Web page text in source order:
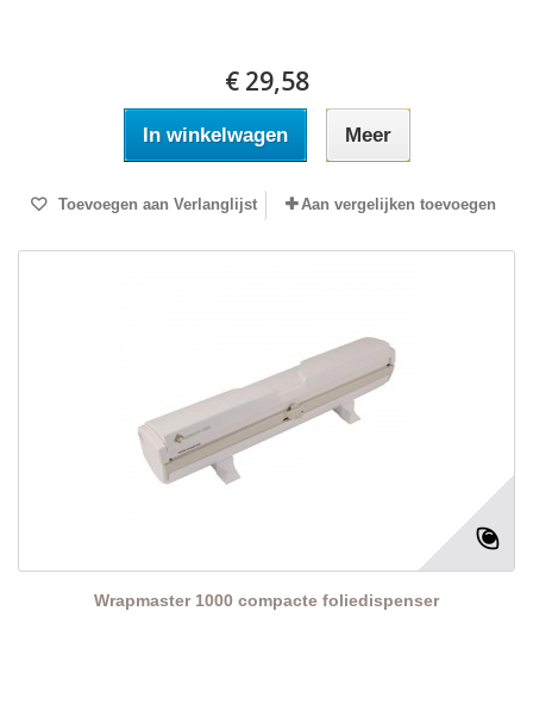
€ 29,58
In winkelwagen Meer
Toevoegen aan Verlanglijst Aan vergelijken toevoegen
Wrapmaster 1000 compacte foliedispenser